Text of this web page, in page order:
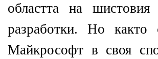
областта на
разработки. Но както
Майкрософт в своя